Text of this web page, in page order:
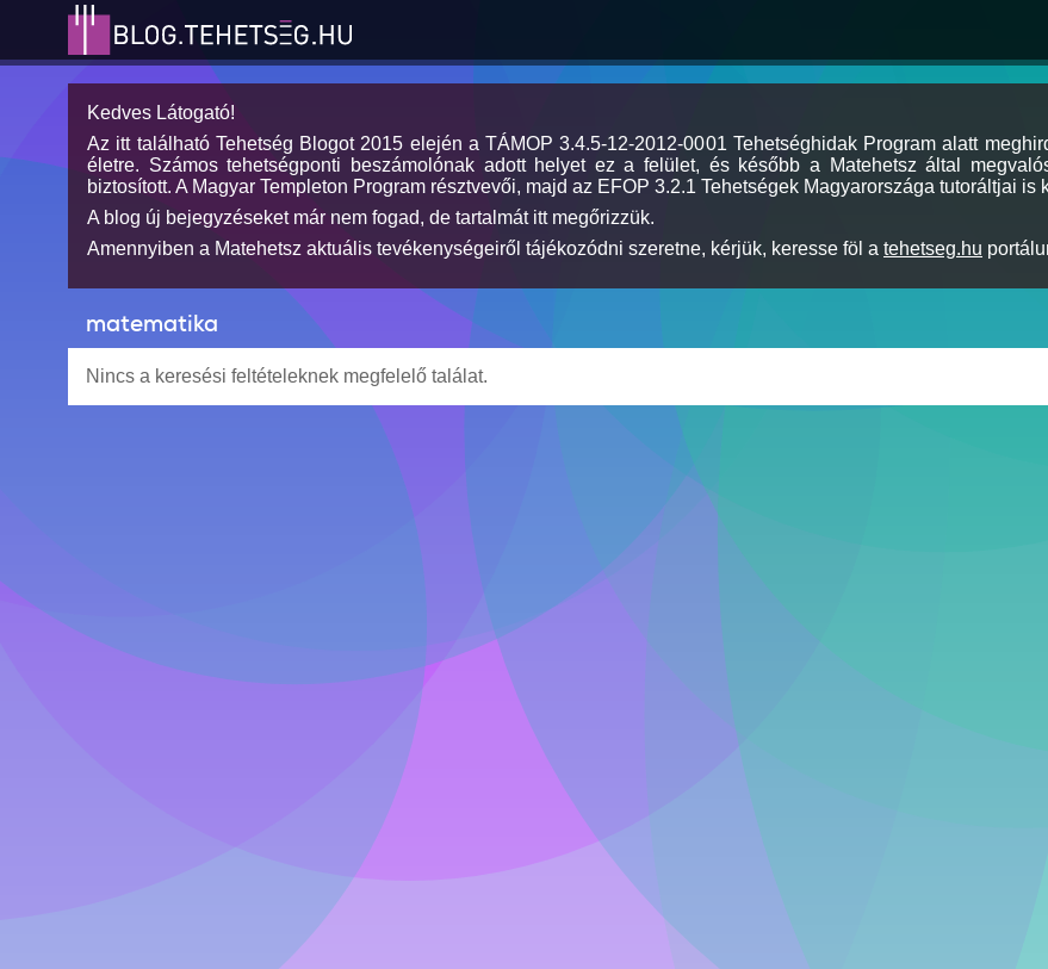
Kedves Látogató!
Az itt található Tehetség Blogot 2015 elején a TÁMOP 3.4.5-12-2012-0001 Tehetséghidak Program alatt
életre. Számos tehetségponti beszámolónak adott helyet ez a felület, és később a Matehetsz által
biztosított. A Magyar Templeton Program résztvevői, majd az EFOP 3.2.1 Tehetségek Magyarországa tutoráltjai
A blog új bejegyzéseket már nem fogad, de tartalmát itt megőrizzük.
Amennyiben a Matehetsz aktuális tevékenységeiről tájékozódni szeretne, kérjük, keresse föl a tehetseg.hu
matematika
Nincs a keresési feltételeknek megfelelő találat.